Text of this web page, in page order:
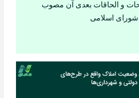
و الحاقات بعدی آن مصوب